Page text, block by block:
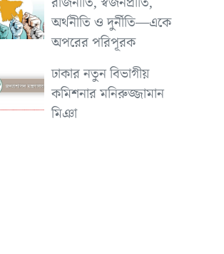
অর্থনীতি ও দুর্নীতি—একে
অপরের পরিপূরক
ঢাকার নতুন বিভাগীয়
কমিশনার মনিরুজ্জামান
মিঞা